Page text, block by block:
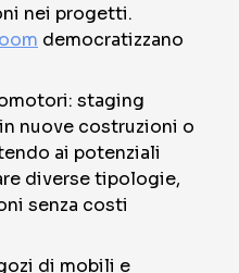
nei progetti.
democratizzano
staging
nuove costruzioni o
ai potenziali
diverse tipologie,
senza costi
di mobili e